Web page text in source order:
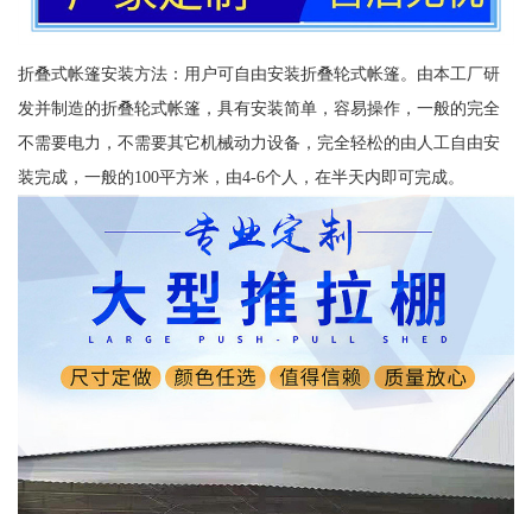
折叠式帐篷安装方法：用户可自由安装折叠轮式帐篷。由本工厂研
发并制造的折叠轮式帐篷，具有安装简单，容易操作，一般的完全
不需要电力，不需要其它机械动力设备，完全轻松的由人工自由安
装完成，一般的100平方米，由4-6个人，在半天内即可完成。